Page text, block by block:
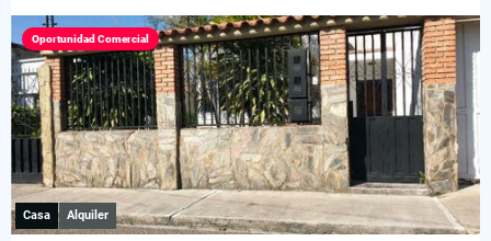
Oportunidad Comercial
Casa Alquiler